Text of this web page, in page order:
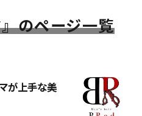
のページ一覧
が上手な美